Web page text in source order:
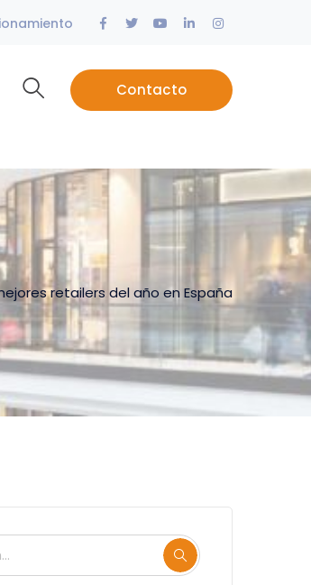
Facebook
TwitterYoutube
LinkedInInstagram
Contacto
retailers del año en España